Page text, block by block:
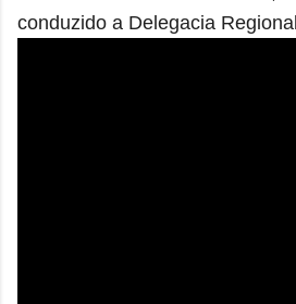
conduzido a Delegacia